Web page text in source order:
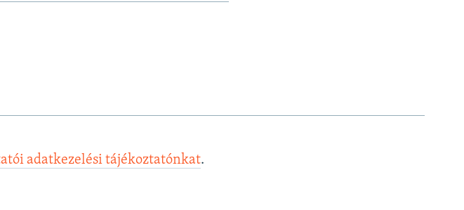
adatkezelési tájékoztatónkat.